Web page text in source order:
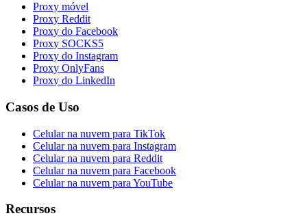
Proxy móvel
Proxy Reddit
Proxy do Facebook
Proxy SOCKS5
Proxy do Instagram
Proxy OnlyFans
Proxy do LinkedIn
Casos de Uso
Celular na nuvem para TikTok
Celular na nuvem para Instagram
Celular na nuvem para Reddit
Celular na nuvem para Facebook
Celular na nuvem para YouTube
Recursos